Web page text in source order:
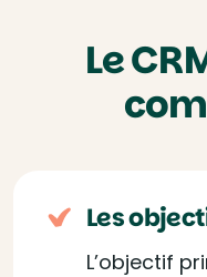
Le
Les
L’objectif